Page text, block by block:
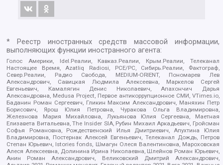
* Реестр иностранных средств массовой информации,
выполняющих функции иностранного агента:
Голос Америки, Idel.Реалии, Кавказ.Реалии, Крым.Реалии, Телеканал
Настоящее Время, Azatliq Radiosi, PCE/PC, Сибирь.Реалии, Фактограф,
Север.Реалии, Радио Свобода, MEDIUM-ORIENT, Пономарев Лев
Александрович, Савицкая Людмила Алексеевна, Маркелов Сергей
Евгеньевич, Камалягин Денис Николаевич, Апахончич Дарья
Александровна, Medusa Project, Первое антикоррупционное СМИ, VTimes.io,
Баданин Роман Сергеевич, Гликин Максим Александрович, Маняхин Петр
Борисович, Ярош Юлия Петровна, Чуракова Ольга Владимировна,
Железнова Мария Михайловна, Лукьянова Юлия Сергеевна, Маетная
Елизавета Витальевна, The Insider SIA, Рубин Михаил Аркадьевич, Гройсман
Софья Романовна, Рождественский Илья Дмитриевич, Апухтина Юлия
Владимировна, Постернак Алексей Евгеньевич, Телеканал Дождь, Петров
Степан Юрьевич, Istories fonds, Шмагун Олеся Валентиновна, Мароховская
Алеся Алексеевна, Долинина Ирина Николаевна, Шлейнов Роман Юрьевич,
Анин Роман Александрович, Великовский Дмитрий Александрович,